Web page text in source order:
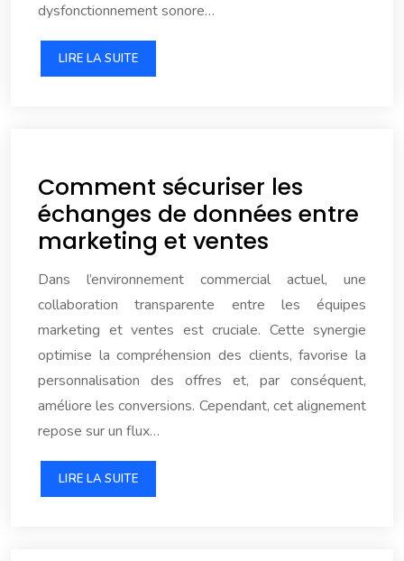
dysfonctionnement sonore…
LIRE LA SUITE
Comment sécuriser les
échanges de données entre
marketing et ventes
Dans l’environnement commercial actuel, une
collaboration transparente entre les équipes
marketing et ventes est cruciale. Cette synergie
optimise la compréhension des clients, favorise la
personnalisation des offres et, par conséquent,
améliore les conversions. Cependant, cet alignement
repose sur un flux…
LIRE LA SUITE